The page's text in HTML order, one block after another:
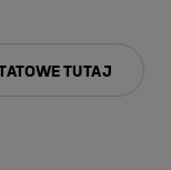
TUTAJ